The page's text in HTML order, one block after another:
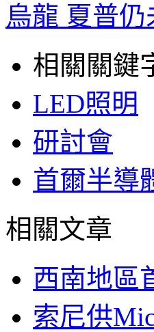
烏龍 夏普
相關關鍵
LED照明
研討會
首爾半導
相關文章
西南地區
索尼供